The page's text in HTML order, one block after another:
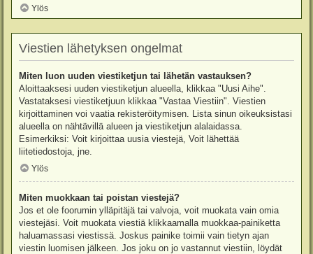
Ylös
Viestien lähetyksen ongelmat
Miten luon uuden viestiketjun tai lähetän vastauksen?
Aloittaaksesi uuden viestiketjun alueella, klikkaa "Uusi Aihe".
Vastataksesi viestiketjuun klikkaa "Vastaa Viestiin". Viestien
kirjoittaminen voi vaatia rekisteröitymisen. Lista sinun oikeuksistasi
alueella on nähtävillä alueen ja viestiketjun alalaidassa.
Esimerkiksi: Voit kirjoittaa uusia viestejä, Voit lähettää
liitetiedostoja, jne.
Ylös
Miten muokkaan tai poistan viestejä?
Jos et ole foorumin ylläpitäjä tai valvoja, voit muokata vain omia
viestejäsi. Voit muokata viestiä klikkaamalla muokkaa-painiketta
haluamassasi viestissä. Joskus painike toimii vain tietyn ajan
viestin luomisen jälkeen. Jos joku on jo vastannut viestiin, löydät